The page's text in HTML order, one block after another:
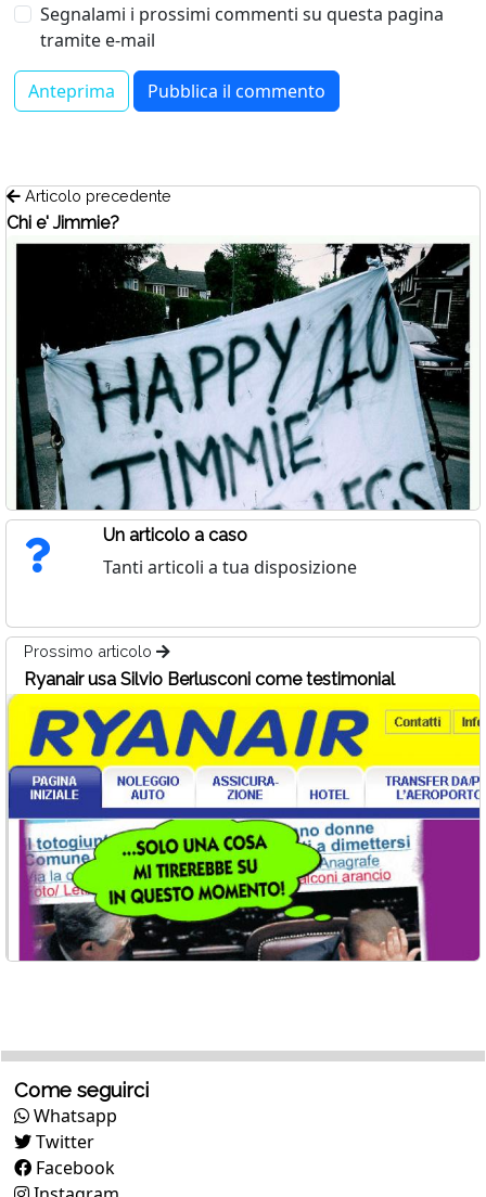
Segnalami i prossimi commenti su questa pagina
tramite e-mail
Articolo precedente
Chi e' Jimmie?
Un articolo a caso
Tanti articoli a tua disposizione
Prossimo articolo
Ryanair usa Silvio Berlusconi come testimonial
Come seguirci
Whatsapp
Twitter
Facebook